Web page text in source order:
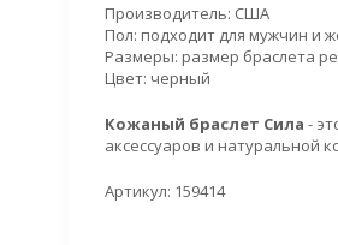
Производитель: США
Пол: подходит для мужчин и
Размеры: размер браслета
Цвет: черный
Кожаный браслет Сила -
аксессуаров и натуральной
Артикул: 159414